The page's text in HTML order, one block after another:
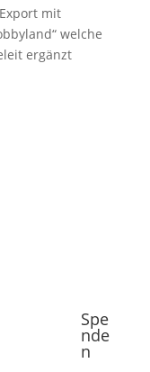
mit
welche
ergänzt
Spe
nde
n